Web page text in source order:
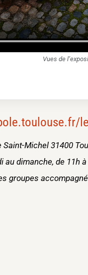
Vues de
Michel 31400
au dimanche, de 11h
groupes